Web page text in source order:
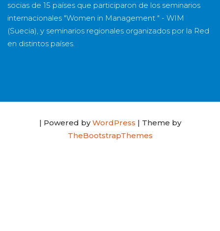
socias de 15 países que participaron de los seminarios
internacionales "Women in Management " - WIM
(Suecia), y seminarios regionales organizados por la Red
en distintos países.
| Powered byWordPress | Theme by
TheBootstrapThemes